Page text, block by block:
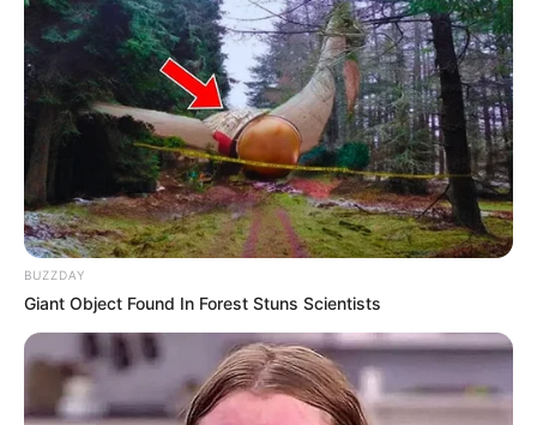
(foto: instagram/taniaqumsoani)
3. Di bawah sinar matahari, auranya kian terpancar
BUZZDAY
Giant Object Found In Forest Stuns Scientists